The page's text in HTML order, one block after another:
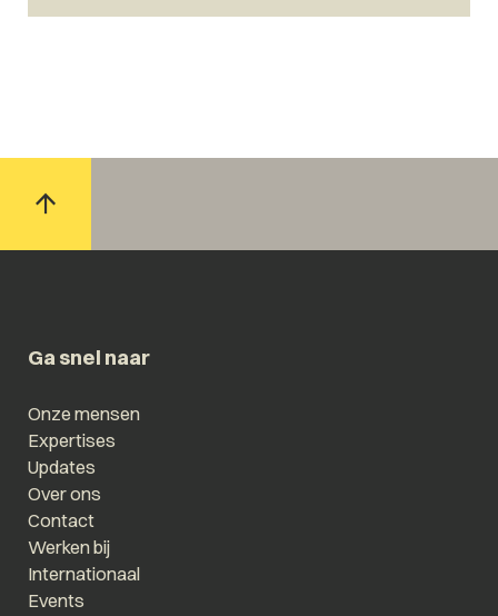
Ga snel naar
Onze mensen
Expertises
Updates
Over ons
Contact
Werken bij
Internationaal
Events